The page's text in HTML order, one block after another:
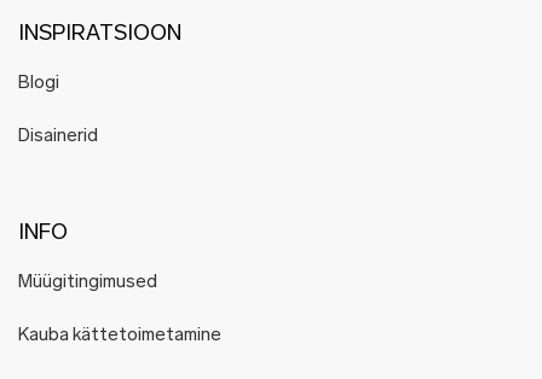
INSPIRATSIOON
Blogi
Disainerid
INFO
Müügitingimused
Kauba kättetoimetamine